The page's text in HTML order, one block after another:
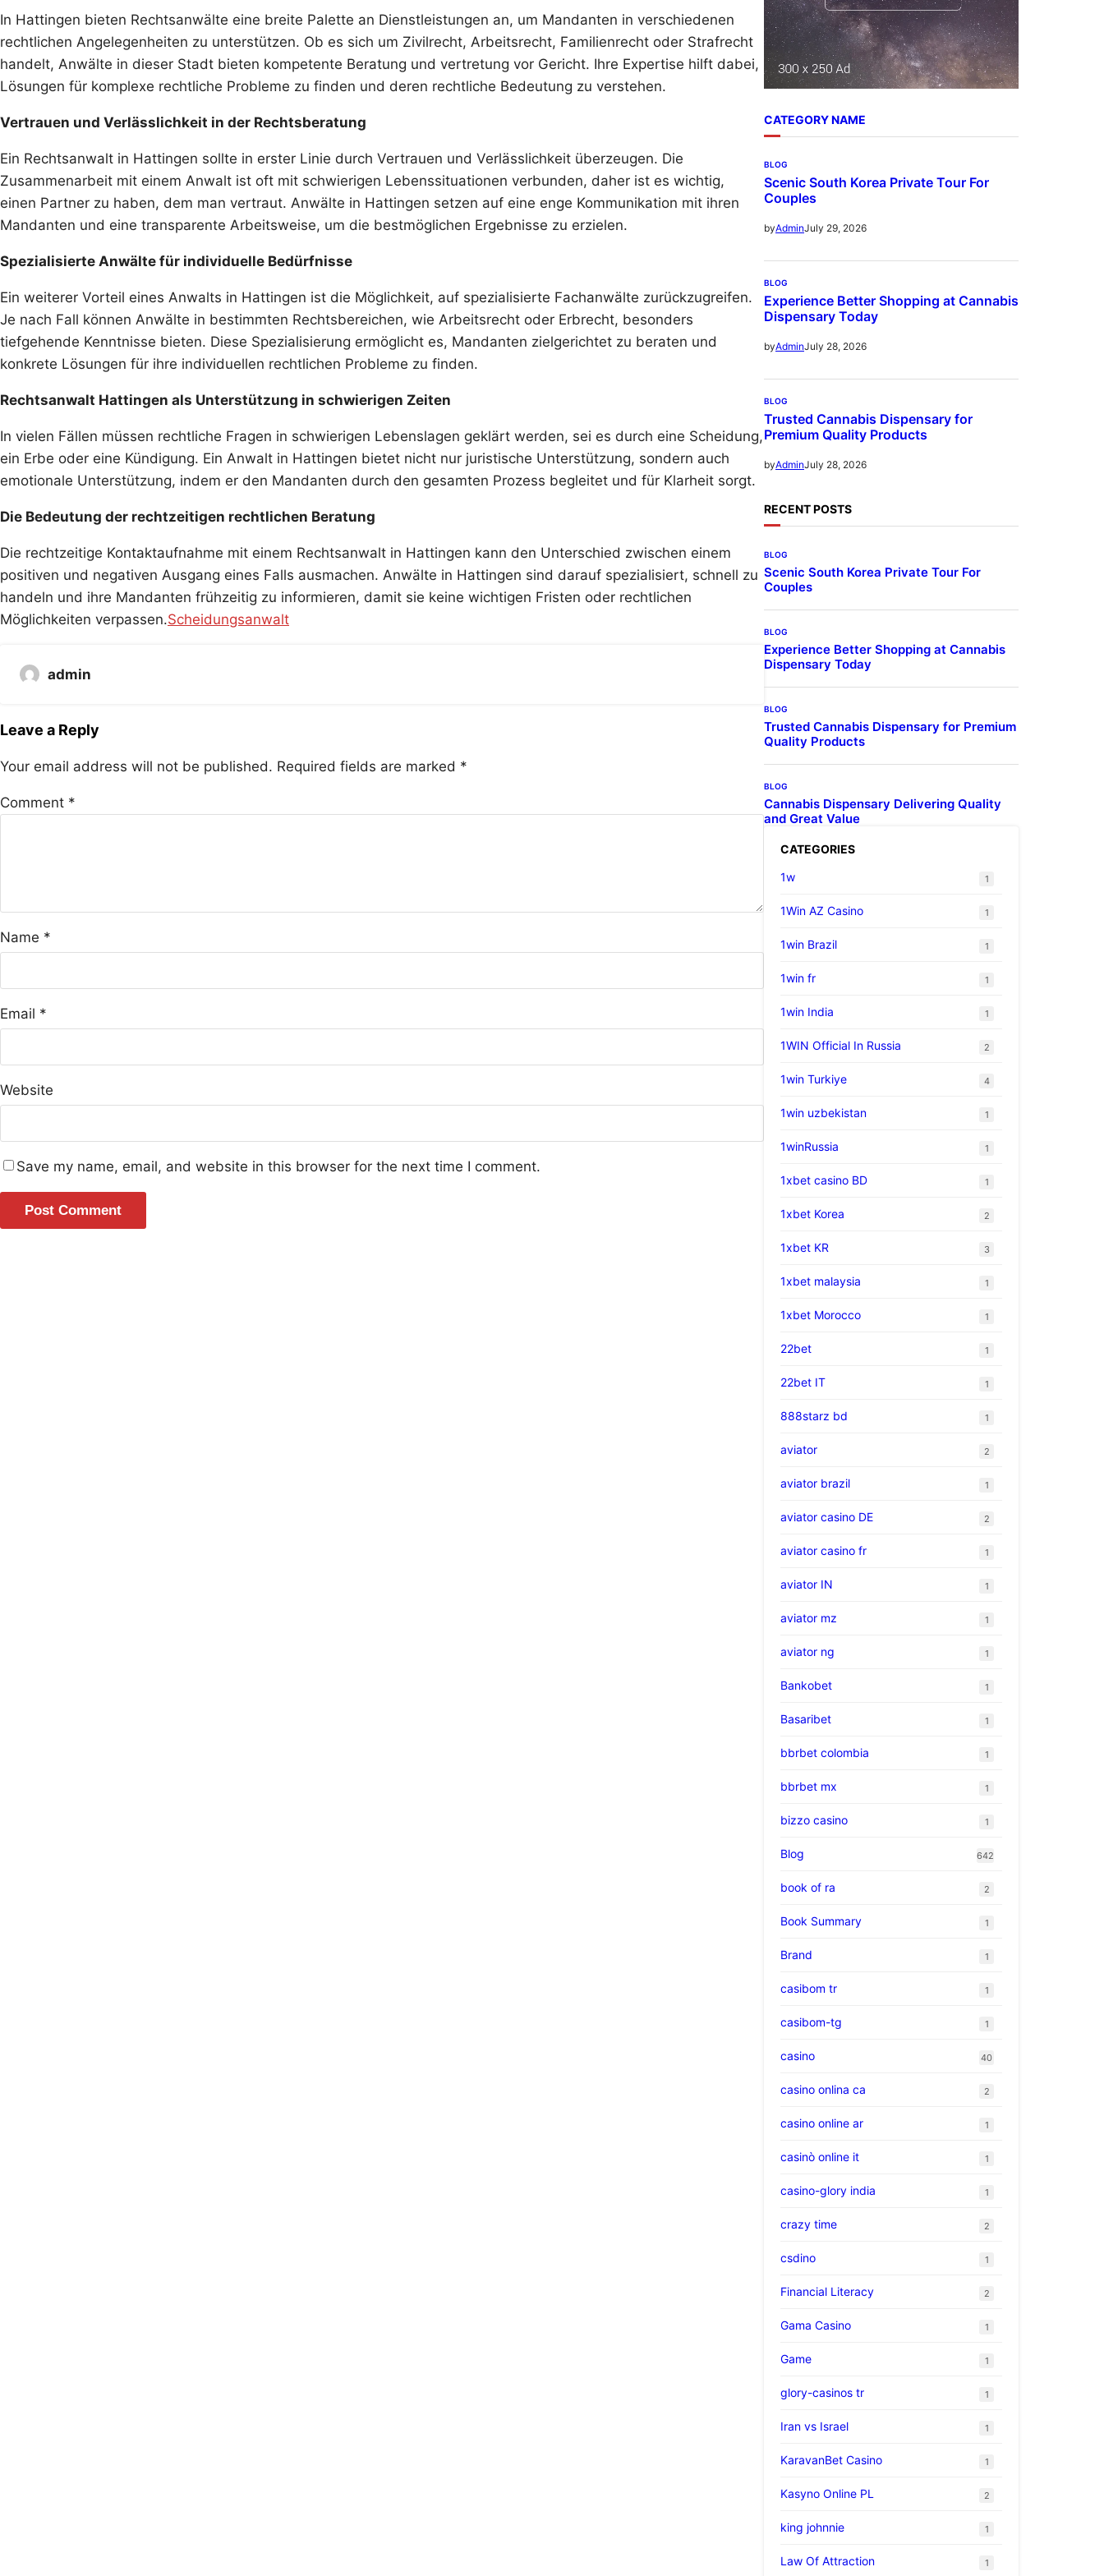
In Hattingen bieten Rechtsanwälte eine breite Palette an Dienstleistungen an, um Mandanten in verschiedenen
rechtlichen Angelegenheiten zu unterstützen. Ob es sich um Zivilrecht, Arbeitsrecht, Familienrecht oder Strafrecht
handelt, Anwälte in dieser Stadt bieten kompetente Beratung und vertretung vor Gericht. Ihre Expertise hilft dabei,
Lösungen für komplexe rechtliche Probleme zu finden und deren rechtliche Bedeutung zu verstehen.
Vertrauen und Verlässlichkeit in der Rechtsberatung
Ein Rechtsanwalt in Hattingen sollte in erster Linie durch Vertrauen und Verlässlichkeit überzeugen. Die
Zusammenarbeit mit einem Anwalt ist oft mit schwierigen Lebenssituationen verbunden, daher ist es wichtig,
einen Partner zu haben, dem man vertraut. Anwälte in Hattingen setzen auf eine enge Kommunikation mit ihren
Mandanten und eine transparente Arbeitsweise, um die bestmöglichen Ergebnisse zu erzielen.
Spezialisierte Anwälte für individuelle Bedürfnisse
Ein weiterer Vorteil eines Anwalts in Hattingen ist die Möglichkeit, auf spezialisierte Fachanwälte zurückzugreifen.
Je nach Fall können Anwälte in bestimmten Rechtsbereichen, wie Arbeitsrecht oder Erbrecht, besonders
tiefgehende Kenntnisse bieten. Diese Spezialisierung ermöglicht es, Mandanten zielgerichtet zu beraten und
konkrete Lösungen für ihre individuellen rechtlichen Probleme zu finden.
Rechtsanwalt Hattingen als Unterstützung in schwierigen Zeiten
In vielen Fällen müssen rechtliche Fragen in schwierigen Lebenslagen geklärt werden, sei es durch eine Scheidung,
ein Erbe oder eine Kündigung. Ein Anwalt in Hattingen bietet nicht nur juristische Unterstützung, sondern auch
emotionale Unterstützung, indem er den Mandanten durch den gesamten Prozess begleitet und für Klarheit sorgt.
Die Bedeutung der rechtzeitigen rechtlichen Beratung
Die rechtzeitige Kontaktaufnahme mit einem Rechtsanwalt in Hattingen kann den Unterschied zwischen einem
positiven und negativen Ausgang eines Falls ausmachen. Anwälte in Hattingen sind darauf spezialisiert, schnell zu
handeln und ihre Mandanten frühzeitig zu informieren, damit sie keine wichtigen Fristen oder rechtlichen
Möglichkeiten verpassen.Scheidungsanwalt
admin
Leave a Reply
Your email address will not be published. Required fields are marked *
Comment *
Name *
Email *
Website
Save my name, email, and website in this browser for the next time I comment.
CATEGORY NAME
BLOG
Scenic South Korea Private Tour For
Couples
byAdminJuly 29, 2026
BLOG
Experience Better Shopping at Cannabis
Dispensary Today
byAdminJuly 28, 2026
BLOG
Trusted Cannabis Dispensary for
Premium Quality Products
byAdminJuly 28, 2026
RECENT POSTS
BLOG
Scenic South Korea Private Tour For
Couples
BLOG
Experience Better Shopping at Cannabis
Dispensary Today
BLOG
Trusted Cannabis Dispensary for Premium
Quality Products
BLOG
Cannabis Dispensary Delivering Quality
and Great Value
CATEGORIES
1w
1
1Win AZ Casino 1
1win Brazil 1
1win fr 1
1win India 1
1WIN Official In Russia 2
1win Turkiye 4
1win uzbekistan 1
1winRussia 1
1xbet casino BD 1
1xbet Korea 2
1xbet KR 3
1xbet malaysia 1
1xbet Morocco 1
22bet 1
22bet IT 1
888starz bd 1
aviator 2
aviator brazil 1
aviator casino DE 2
aviator casino fr 1
aviator IN 1
aviator mz 1
aviator ng 1
Bankobet 1
Basaribet 1
bbrbet colombia 1
bbrbet mx 1
bizzo casino 1
Blog 642
book of ra 2
Book Summary 1
Brand 1
casibom tr 1
casibom-tg 1
casino 40
casino onlina ca 2
casino online ar 1
casinò online it 1
casino-glory india 1
crazy time 2
csdino 1
Financial Literacy 2
Gama Casino 1
Game 1
glory-casinos tr 1
Iran vs Israel 1
KaravanBet Casino 1
Kasyno Online PL 2
king johnnie 1
Law Of Attraction 1